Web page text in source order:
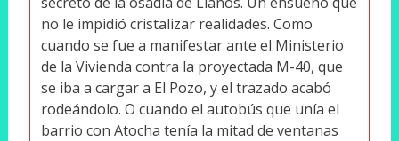
no le impidió cristalizar realidades. Como
cuando se fue a manifestar ante el Ministerio
de la Vivienda contra la proyectada M-40, que
se iba a cargar a El Pozo, y el trazado acabó
rodeándolo. O cuando el autobús que unía el
barrio con Atocha tenía la mitad de ventanas